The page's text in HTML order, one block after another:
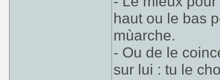
haut ou le bas
mùarche.
- Ou de le
sur lui : tu le